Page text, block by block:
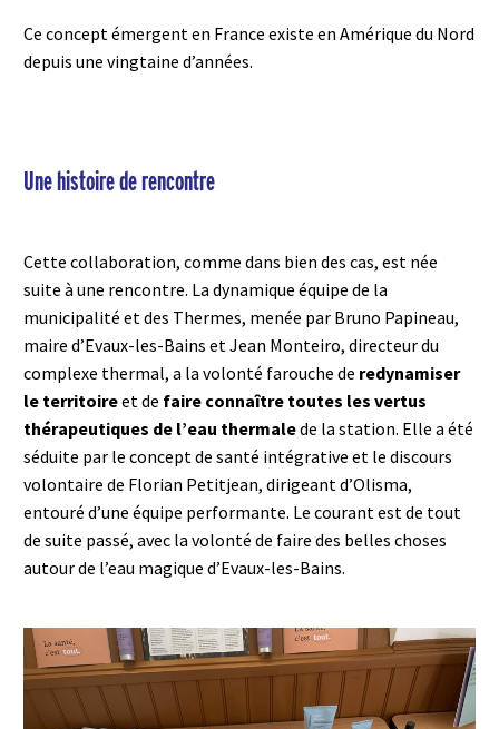
Ce concept émergent en France existe en Amérique du Nord
depuis une vingtaine d’années.
Une histoire de rencontre
Cette collaboration, comme dans bien des cas, est née
suite à une rencontre. La dynamique équipe de la
municipalité et des Thermes, menée par Bruno Papineau,
maire d’Evaux-les-Bains et Jean Monteiro, directeur du
complexe thermal, a la volonté farouche de redynamiser
le territoireet de faire connaître toutes les vertus
thérapeutiques de l’eau thermalede la station. Elle a été
séduite par le concept de santé intégrative et le discours
volontaire de Florian Petitjean, dirigeant d’Olisma,
entouré d’une équipe performante. Le courant est de tout
de suite passé, avec la volonté de faire des belles choses
autour de l’eau magique d’Evaux-les-Bains.